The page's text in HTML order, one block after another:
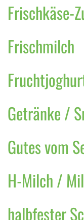
Frischkäse-
Frischmilch
Getränke /
Gutes vom
H-Milch /
halbfester